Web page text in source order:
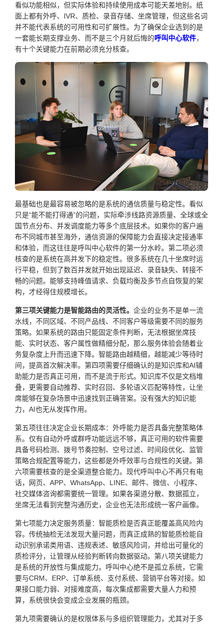
看似功能相似，但实际体验和持续使用成本可能天差地别。纸
面上都有外呼、IVR、质检、录音存储、坐席管理，但这些名词
并不能代表系统的可用性和可扩展性。为了确保企业选到的是
一套能长期支撑业务、而不是三个月就后悔的呼叫中心软件，
有十个关键能力在前期必须充分核查。
最基础也是最容易被忽略的是系统的通信质量与稳定性。看似
只是“能不能打得通”的问题，实际牵涉线路资源质量、全球或全
国节点分布、并发调度能力等多个底层技术。如果你的客户遍
布不同城市甚至海外，通信资源的保障能力会直接决定接通率
和体验，而这往往是呼叫中心软件的第一分水岭。第二项必须
核查的是系统在高并发下的稳定性。很多系统在几十坐席时运
行平稳，但到了数百并发就开始出现延迟、录音缺失、转接不
畅的问题。能够支持峰值请求、负载均衡及多节点自恢复的架
构，才经得住规模增长。
第三项关键能力是智能路由的灵活性。 企业的业务不是单一流
水线，不同区域、不同产品线、不同客户等级需要不同的服务
策略。如果系统的路由只能固定条件判断，无法根据坐席技
能、实时状态、客户属性做精细分配，那么服务体验会随着业
务复杂度上升而迅速下降。智能路由越精细，越能减少等待时
间，提高首次解决率。第四项需要仔细确认的是知识库和AI辅
助能力是否真正可用，而不是流于形式。知识库不仅是文档堆
叠，更需要自动推荐、实时召回、多轮语义匹配等特性，让坐
席能够在复杂场景中迅速找到正确答案。没有强大的知识能
力，AI也无从发挥作用。
第五项往往决定企业长期成本：外呼能力是否具备完整策略体
系。仅有自动外呼或群呼功能远远不够，真正可用的软件需要
具备号码检测、拨号节奏控制、空号过滤、时间段优化、监管
策略合规配置等能力，这些都是外呼效率与合规性的关键。第
六项需要核查的是全渠道整合能力。现代呼叫中心不再只有电
话，网页、APP、WhatsApp、LINE、邮件、微信、小程序、
社交媒体咨询都需要统一管理。如果各渠道分散、数据孤立，
坐席无法看到完整沟通历史，企业也无法形成统一客户画像。
第七项能力决定服务质量：智能质检是否真正能覆盖高风险内
容。传统抽检无法发现大量问题，而真正成熟的智能质检能自
动识别承诺类用语、违规表述、敏感风险词，并给出可量化的
质检评分，让管理从经验判断转向数据驱动。第八项关键能力
是系统的开放性与集成能力。呼叫中心绝不是孤立系统，它需
要与CRM、ERP、订单系统、支付系统、营销平台等对接。如
果接口能力弱、对接难度高，每次集成都需要大量人力和预
算，系统很快会变成企业发展的瓶颈。
第九项需要确认的是权限体系与多组织管理能力，尤其对于多